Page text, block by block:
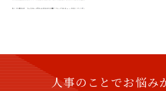
人事のことでお悩み